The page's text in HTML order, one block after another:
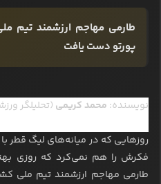
طارمی مهاجم ارزشمند تیم
پورتو دست یافت
نویسنده: محمد کریمی (تحلیلگر
روزهایی که در میانه‌های لیگ قطر
فکرش را هم نمی‌کرد که روزی